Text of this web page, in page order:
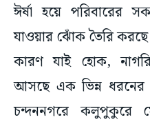
ঈর্ষা হয়ে পরিবারের
যাওয়ার ঝোঁক তৈরি
কারণ যাই হোক,
আসছে এক ভিন্ন ধরনের
চন্দননগরে কলুপুকুরে